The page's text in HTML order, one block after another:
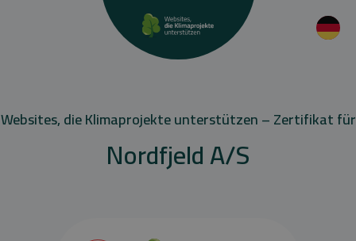
Websites, die Klimaprojekte unterstützen – Zertifikat für
Nordfjeld A/S